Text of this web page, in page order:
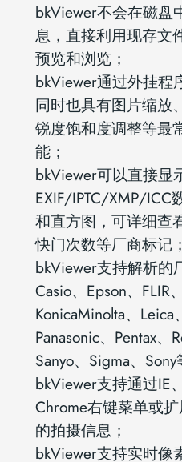
bkViewer不会在磁盘
息，直接利用现存文
预览和浏览；
bkViewer通过外挂程
同时也具有图片缩放
锐度饱和度调整等最
能；
bkViewer可以直接显
EXIF/IPTC/XMP/ICC
和直方图，可详细查
快门次数等厂商标记；
bkViewer支持解析的
Casio、Epson、FLIR
KonicaMinolta、Leica
Panasonic、Pentax、
Sanyo、Sigma、
bkViewer支持通过IE
Chrome右键菜单或
的拍摄信息；
bkViewer支持实时像